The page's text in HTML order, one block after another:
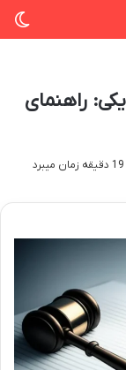
راهنمای